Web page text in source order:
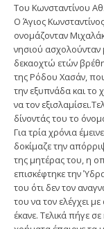
Του Κωνσταντίνου
Ο Άγιος
ονομάζονταν
νησιού ασχολούνταν
δεκαοχτώ ετών
της Ρόδου Χασάν,
την εξυπνάδα και
να τον
δίνοντάς του το
Για τρία χρόνια
δοκίμαζε την
της μητέρας του, η
επισκέφτηκε την
του ότι δεν τον
του να τον ελέγχει
έκανε. Τελικά πήγε